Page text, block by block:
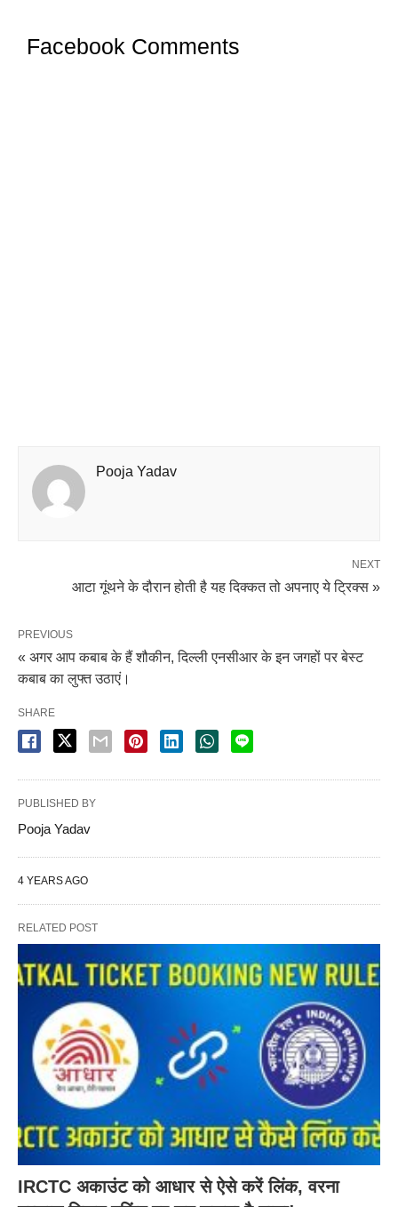
Facebook Comments
Pooja Yadav
NEXT
आटा गूंथने के दौरान होती है यह दिक्कत तो अपनाए ये ट्रिक्स »
PREVIOUS
« अगर आप कबाब के हैं शौकीन, दिल्ली एनसीआर के इन जगहों पर बेस्ट
कबाब का लुफ्त उठाएं।
SHARE
PUBLISHED BY
Pooja Yadav
4 YEARS AGO
RELATED POST
IRCTC अकाउंट को आधार से ऐसे करें लिंक, वरना